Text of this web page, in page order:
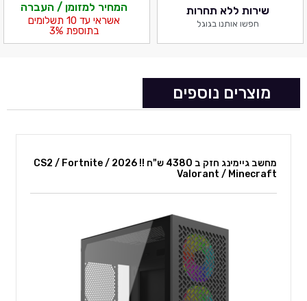
שירות ללא תחרות
חפשו אותנו בגוגל
המחיר למזומן / העברה
אשראי עד 10 תשלומים
בתוספת 3%
מוצרים נוספים
מחשב גיימינג חזק ב 4380 ש"ח !! 2026 CS2 / Fortnite /
Valorant / Minecraft